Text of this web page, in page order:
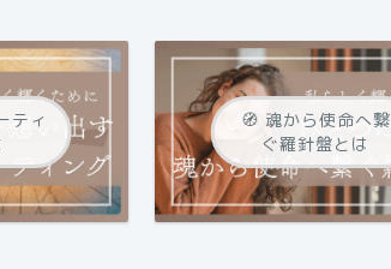
ティ
🧭 魂から使命へ繋
ぐ羅針盤とは